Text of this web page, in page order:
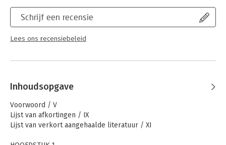
Schrijf een recensie
Lees ons recensiebeleid
Inhoudsopgave
Voorwoord / V
Lijst van afkortingen / IX
Lijst van verkort aangehaalde literatuur / XI